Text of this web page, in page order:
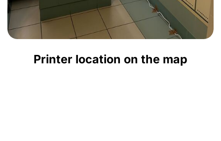
Printer location on the map